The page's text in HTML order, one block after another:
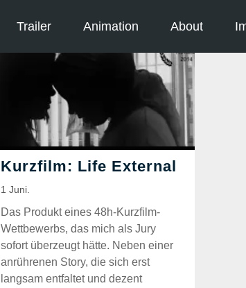
Trailer Animation About
Das Produkt eines 48h-Kurzfilm-
Wettbewerbs, das mich als Jury
sofort überzeugt hätte. Neben einer
anrührenen Story, die sich erst
langsam entfaltet und dezent